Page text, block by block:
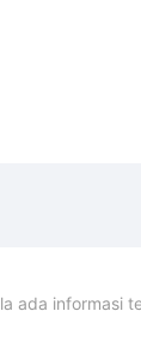
ada informasi